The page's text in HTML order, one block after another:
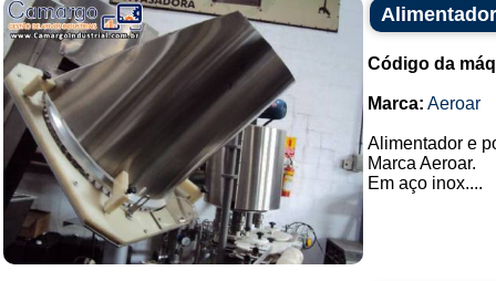
Código da
Marca: Aeroar
Alimentador e
Marca Aeroar.
Em aço inox....